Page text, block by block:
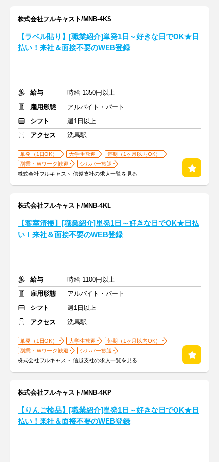
株式会社フルキャスト/MNB-4KS
【ラベル貼り】[職業紹介]単発1日～好きな日でOK★日
払い！来社＆面接不要のWEB登録
給与
時給 1350円以上
雇用形態
アルバイト・パート
シフト
週1日以上
アクセス
洗馬駅
単発（1日OK） 大学生歓迎
短期（1ヶ月以内OK）
副業・Ｗワーク歓迎
シルバー歓迎
株式会社フルキャスト 信越支社の求人一覧を見る
株式会社フルキャスト/MNB-4KL
【客室清掃】[職業紹介]単発1日～好きな日でOK★日払
い！来社＆面接不要のWEB登録
給与
時給 1100円以上
雇用形態
アルバイト・パート
シフト
週1日以上
アクセス
洗馬駅
単発（1日OK） 大学生歓迎
短期（1ヶ月以内OK）
副業・Ｗワーク歓迎
シルバー歓迎
株式会社フルキャスト 信越支社の求人一覧を見る
株式会社フルキャスト/MNB-4KP
【りんご検品】[職業紹介]単発1日～好きな日でOK★日
払い！来社＆面接不要のWEB登録